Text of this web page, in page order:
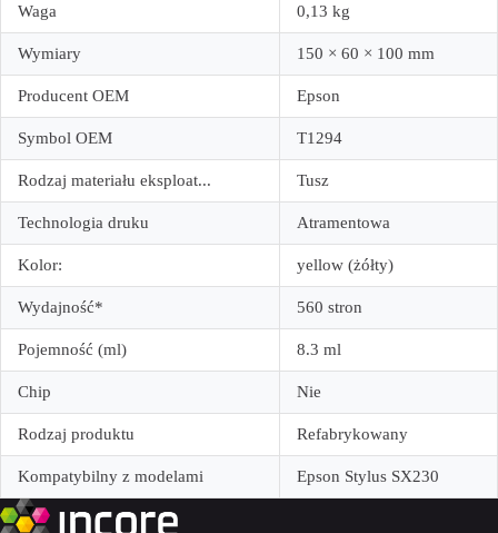
Waga 0,13 kg
Wymiary 150 × 60 × 100 mm
Producent OEM Epson
Symbol OEM T1294
Rodzaj materiału eksploat... Tusz
Technologia druku Atramentowa
Kolor: yellow (żółty)
Wydajność* 560 stron
Pojemność (ml) 8.3 ml
Chip Nie
Rodzaj produktu Refabrykowany
Kompatybilny z modelami Epson Stylus SX230